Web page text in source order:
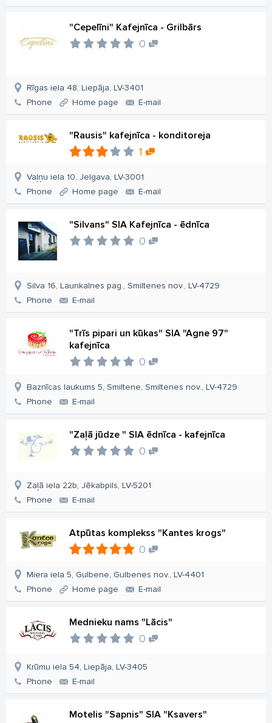
"Cepelīni" Kafejnīca - Grilbārs
0
Rīgas iela 48, Liepāja, LV-3401
Phone
Home page E-mail
"Rausis" kafejnīca - konditoreja
1
Vaļņu iela 10, Jelgava, LV-3001
Phone
Home page E-mail
"Silvans" SIA Kafejnīca - ēdnīca
0
Silva 16, Launkalnes pag., Smiltenes nov., LV-4729
Phone
E-mail
"Trīs pipari un kūkas" SIA "Agne 97"
kafejnīca
0
Baznīcas laukums 5, Smiltene, Smiltenes nov., LV-4729
Phone
E-mail
"Zaļā jūdze " SIA ēdnīca - kafejnīca
0
Zaļā iela 22b, Jēkabpils, LV-5201
Phone
E-mail
Atpūtas komplekss "Kantes krogs"
0
Miera iela 5, Gulbene, Gulbenes nov., LV-4401
Phone
Home page E-mail
Mednieku nams "Lācis"
0
Krūmu iela 54, Liepāja, LV-3405
Phone
E-mail
Motelis "Sapnis" SIA "Ksavers"